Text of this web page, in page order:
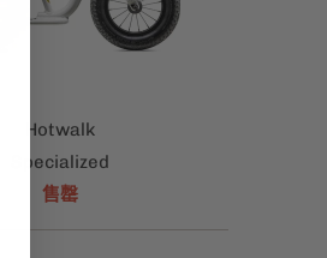
Hotwalk
Specialized
售罄